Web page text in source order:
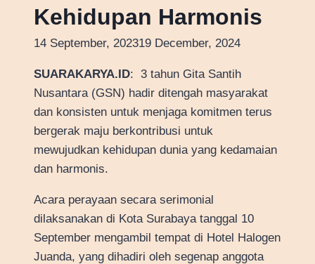
Kehidupan Harmonis
14 September, 202319 December, 2024
SUARAKARYA.ID: 3 tahun Gita Santih
Nusantara (GSN) hadir ditengah masyarakat
dan konsisten untuk menjaga komitmen terus
bergerak maju berkontribusi untuk
mewujudkan kehidupan dunia yang kedamaian
dan harmonis.
Acara perayaan secara serimonial
dilaksanakan di Kota Surabaya tanggal 10
September mengambil tempat di Hotel Halogen
Juanda, yang dihadiri oleh segenap anggota